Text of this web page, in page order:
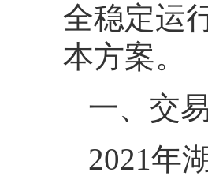
全稳定运
本方案。
一、交
2021年